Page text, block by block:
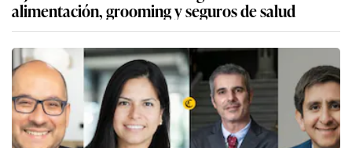
alimentación, grooming y seguros de salud